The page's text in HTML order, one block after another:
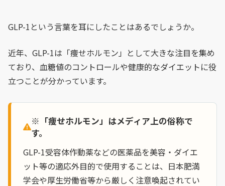
GLP-1という言葉を耳にしたことはあるでしょうか。
近年、GLP-1は「痩せホルモン」として大きな注目を集め
ており、血糖値のコントロールや健康的なダイエットに役
立つことが分かっています。
※「痩せホルモン」はメディア上の俗称で
す。
GLP-1受容体作動薬などの医薬品を美容・ダイエ
ット等の適応外目的で使用することは、日本肥満
学会や厚生労働省等から厳しく注意喚起されてい